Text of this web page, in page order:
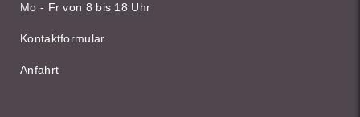
Mo - Fr von 8 bis 18 Uhr
Kontaktformular
Anfahrt